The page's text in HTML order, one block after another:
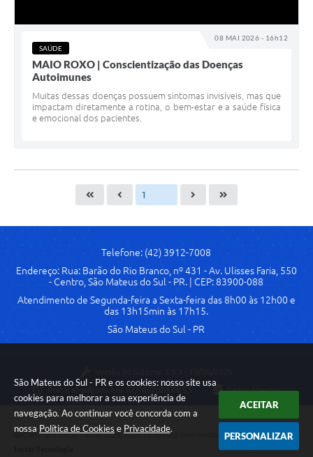
São Mateus do Sul - PR e os cookies: nosso site usa
cookies para melhorar a sua experiência de
navegação. Ao continuar você concorda com a
nossa Política de Cookies e Privacidade.
ACEITAR
PERSONALIZAR
08 MAI 2026 - 16h12
SAÚDE
MAIO ROXO | Conscientização das Doenças
Autoimunes
Muitas dessas doenças possuem sintomas invisíveis, mas que
impactam diretamente a rotina, o bem-estar e a saúde física
e emocional dos pacientes.
Telefone: (42) 3912-7008
Endereço: Rua: Barão do Rio Branco, nº 431 - Av. Ulisses Faria, 550
- Centro, São Mateus do Sul - PR. | CEP: 83900-088
Atendimento de Segunda-feira a Sexta-feira das 8h00 às 12h00 e
das 13h15min às 17h15.
São Mateus do Sul - PR
Dados Abertos
Copyright Instar - 2006-2026. Todos os direitos reservados -